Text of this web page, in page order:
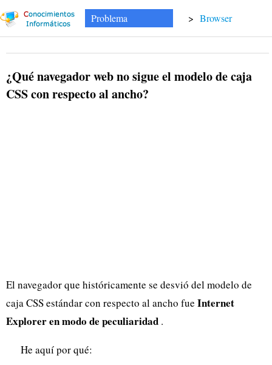
Problema > Browser
¿Qué navegador web no sigue el modelo de caja
CSS con respecto al ancho?
El navegador que históricamente se desvió del modelo de
caja CSS estándar con respecto al ancho fue Internet
Explorer en modo de peculiaridad .
He aquí por qué: